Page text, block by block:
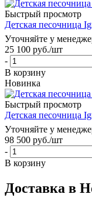
Быстрый просмотр
Детская песочница
Уточняйте у
25 100 руб./шт
-
В корзину
Новинка
Быстрый просмотр
Детская песочница
Уточняйте у
98 500 руб./шт
-
В корзину
Доставка в